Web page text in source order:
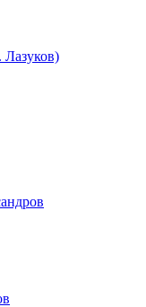
Лазуков)